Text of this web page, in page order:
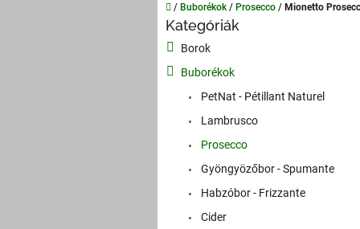
Kezdőlap
/ Buborékok / Prosecco / Mionetto
OKategóriák
átugrása
Kategóriák
Borok
Buborékok
PetNat - Pétillant Naturel
Lambrusco
Prosecco
Gyöngyözőbor - Spumante
Habzóbor - Frizzante
Cider